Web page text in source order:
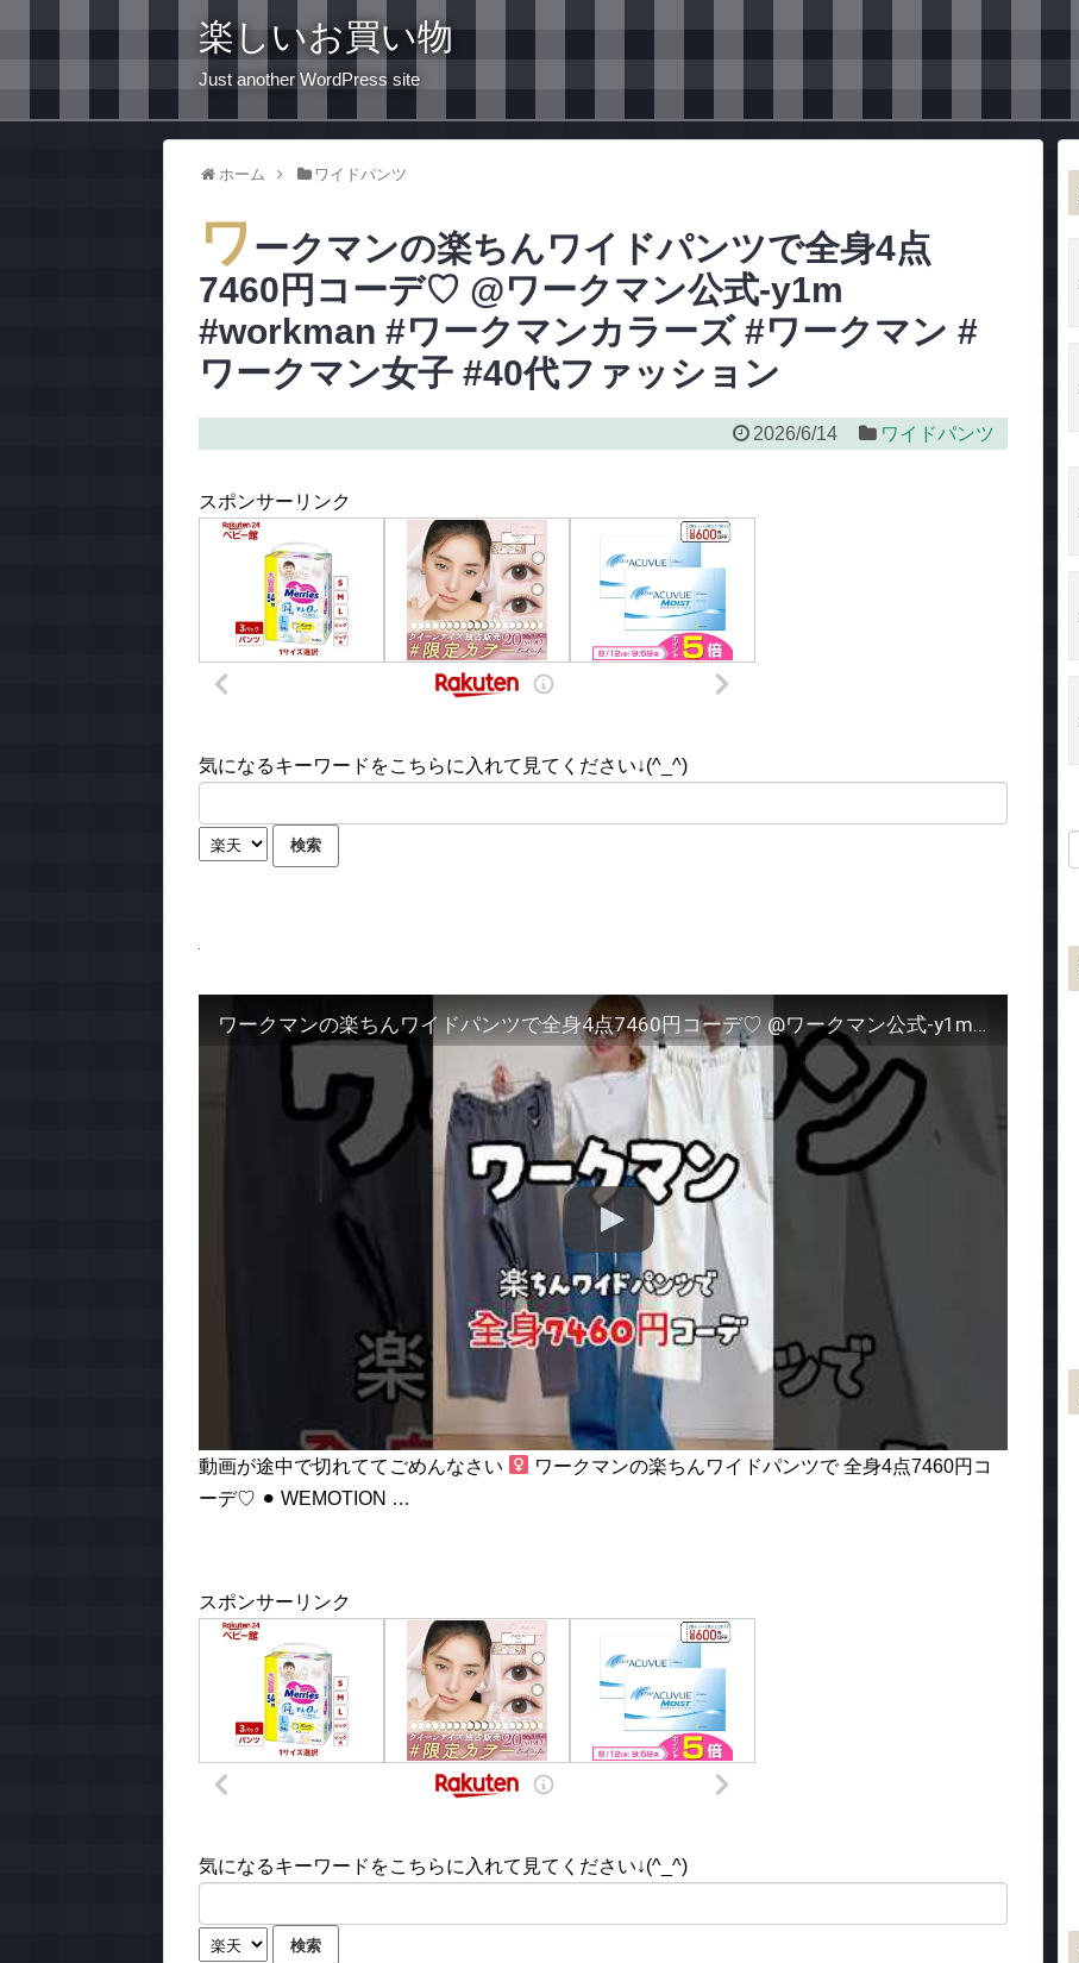
楽しいお買い物
Just another WordPress site
ホーム ワイドパンツ
ワ ークマンの楽ちんワイドパンツで全身4点
7460円コーデ♡ @ワークマン公式-y1m
#workman #ワークマンカラーズ #ワークマン #
ワークマン女子 #40代ファッション
2026/6/14 ワイドパンツ
スポンサーリンク
気になるキーワードをこちらに入れて見てください↓(^_^)
ワークマンの楽ちんワイドパンツで全身4点7460円コーデ♡ @ワークマン公式-y1m #workman #ワークマンカラーズ #ワークマン #ワークマン女子 #40代ファッション
動画が途中で切れててごめんなさい ‍
ワークマンの楽ちんワイドパンツで 全身4点7460円コ
ーデ♡ ⚫︎ WEMOTION …
スポンサーリンク
気になるキーワードをこちらに入れて見てください↓(^_^)